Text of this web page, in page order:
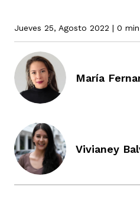
Jueves 25, Agosto 2022 | 0
María
Vivianey
Codazzi
de Atrato
Consonante
fórmula
principios
de estilo